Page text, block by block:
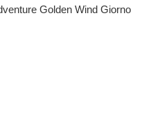
Golden Wind Giorno